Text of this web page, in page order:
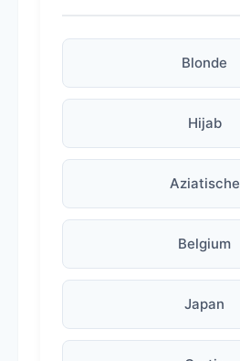
Blonde
Hijab
Aziatische
Belgium
Japan